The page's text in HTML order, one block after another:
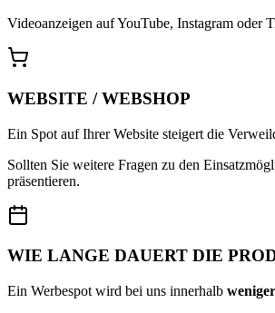
Videoanzeigen auf YouTube, Instagram oder
WEBSITE / WEBSHOP
Ein Spot auf Ihrer Website steigert die
Sollten Sie weitere Fragen zu den
präsentieren.
WIE LANGE DAUERT DIE
Ein Werbespot wird bei uns innerhalb